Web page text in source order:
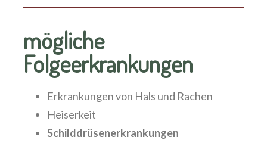
mögliche
Folgeerkrankungen
Erkrankungen von Hals und Rachen
Heiserkeit
Schilddrüsenerkrankungen